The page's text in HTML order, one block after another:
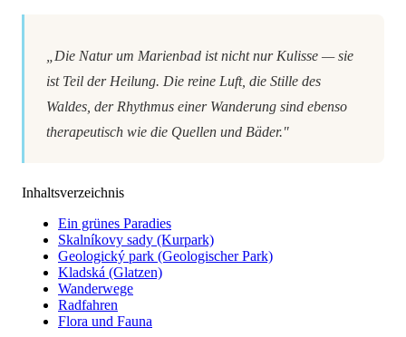
„Die Natur um Marienbad ist nicht nur Kulisse — sie
ist Teil der Heilung. Die reine Luft, die Stille des
Waldes, der Rhythmus einer Wanderung sind ebenso
therapeutisch wie die Quellen und Bäder."
Inhaltsverzeichnis
Ein grünes Paradies
Skalníkovy sady (Kurpark)
Geologický park (Geologischer Park)
Kladská (Glatzen)
Wanderwege
Radfahren
Flora und Fauna